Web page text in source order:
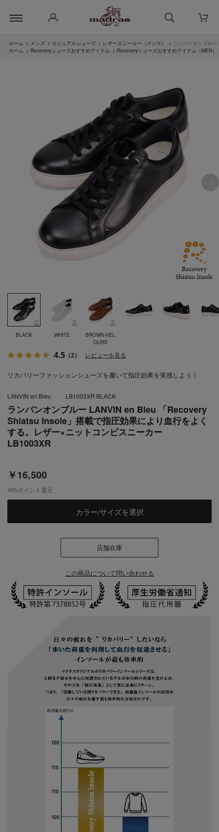
ホーム > メンズ > カジュアルシューズ > レザースニーカー（メンズ） > ランバンオンブル
ホーム > Recoveryシューズおすすめアイテム > Recoveryシューズおすすめアイテム（MEN）
BLACK WHITE
BROWN-VEL
OURS
ランバンオンブルー LANVIN en Bleu 「Recovery
Shiatsu Insole」搭載で指圧効果により血行をよく
する。レザー×ニットコンビスニーカー
LB1003XR
4.5 （2） レビューを見る
リカバリーファッションシューズを履いて指圧効果を実感しよう！
￥16,500
LANVIN en Bleu LB1003XR BLACK
495ポイント還元
カラー/サイズを選択
店舗在庫
この商品について問い合わせる